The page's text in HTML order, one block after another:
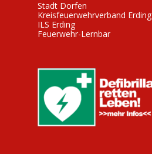
Stadt Dorfen
Kreisfeuerwehrverband Erding
ILS Erding
Feuerwehr-Lernbar